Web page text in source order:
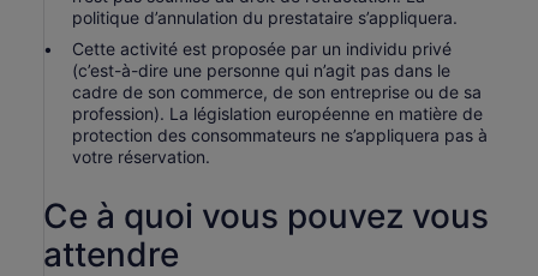
politique d’annulation du prestataire s’appliquera.
Cette activité est proposée par un individu privé
(c’est-à-dire une personne qui n’agit pas dans le
cadre de son commerce, de son entreprise ou de sa
profession). La législation européenne en matière de
protection des consommateurs ne s’appliquera pas à
votre réservation.
Ce à quoi vous pouvez vous
attendre